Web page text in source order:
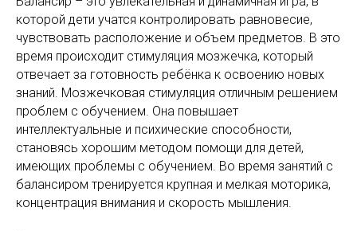
которой дети учатся контролировать равновесие,
чувствовать расположение и объем предметов. В это
время происходит стимуляция мозжечка, который
отвечает за готовность ребёнка к освоению новых
знаний. Мозжечковая стимуляция отличным решением
проблем с обучением. Она повышает
интеллектуальные и психические способности,
становясь хорошим методом помощи для детей,
имеющих проблемы с обучением. Во время занятий с
балансиром тренируется крупная и мелкая моторика,
концентрация внимания и скорость мышления.